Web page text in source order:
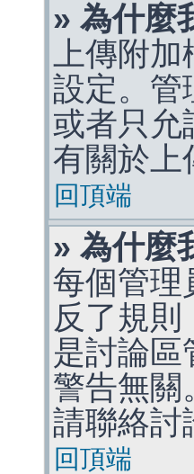
» 為什麼
上傳附加
設定。管
或者只允
有關於上
回頂端
» 為什麼
每個管理
反了規
是討論區
警告無關
請聯絡討
回頂端